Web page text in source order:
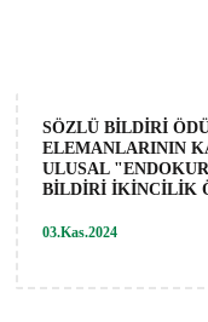
SÖZLÜ BİLDİRİ
ELEMANLARININ
ULUSAL
BİLDİRİ İKİNCİLİK
03.Kas.2024